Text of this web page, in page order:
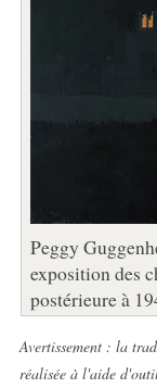
Peggy
exposition des
postérieure à
Avertissement : la
réalisée à l'aide